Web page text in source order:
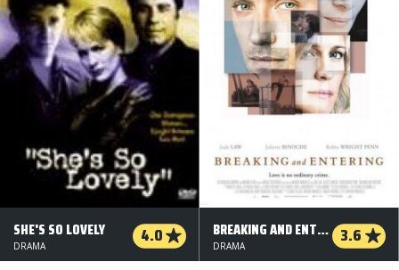
SHE'S SO LOVELY 4.0
DRAMA
BREAKING AND ENTERING 3.6
DRAMA